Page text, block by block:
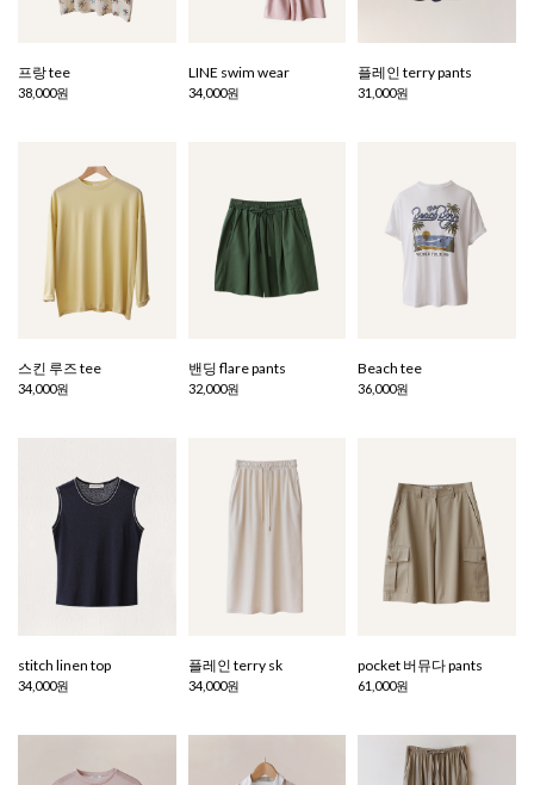
프랑 tee
38,000원
LINE swim wear
34,000원
플레인 terry pants
31,000원
스킨 루즈 tee
34,000원
밴딩 flare pants
32,000원
Beach tee
36,000원
stitch linen top
34,000원
플레인 terry sk
34,000원
pocket 버뮤다 pants
61,000원